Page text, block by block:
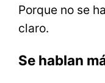
Porque no se
claro.
Se hablan